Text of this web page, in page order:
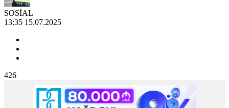
SOSİAL
13:35 15.07.2025
426